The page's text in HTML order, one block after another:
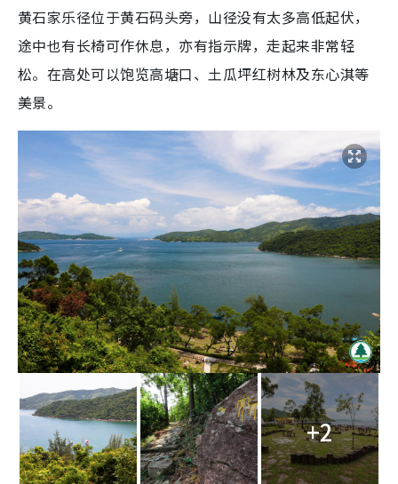
黄石家乐径位于黄石码头旁，山径没有太多高低起伏，
途中也有长椅可作休息，亦有指示牌，走起来非常轻
松。在高处可以饱览高塘口、土瓜坪红树林及东心淇等
美景。
+2